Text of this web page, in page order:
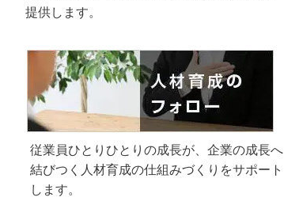
提供します。
従業員ひとりひとりの成長が、企業の成長へ
結びつく人材育成の仕組みづくりをサポート
します。